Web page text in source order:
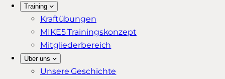
Training
Kraftübungen
MIKE5 Trainingskonzept
Mitgliederbereich
Über uns
Unsere Geschichte